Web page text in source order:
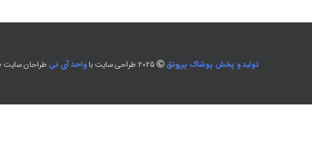
تولید و پخش پوشاک پررونق واحد آی تیطراحان سایت